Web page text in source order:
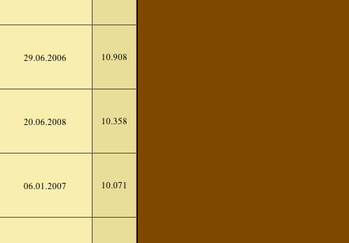
29.06.2006 10.908
20.06.2008 10.358
06.01.2007 10.071